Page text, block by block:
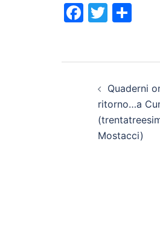
articolo
Quaderni
ritorno…a
Mostacci)